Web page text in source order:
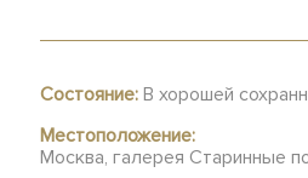
Состояние: В хорошей
Местоположение:
Москва, галерея Старинные